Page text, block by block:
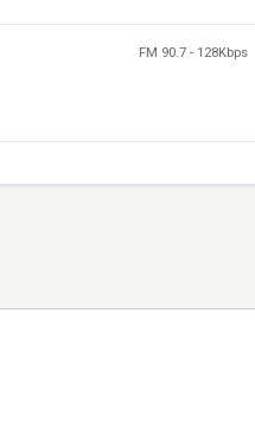
FM 90.7 - 128Kbps